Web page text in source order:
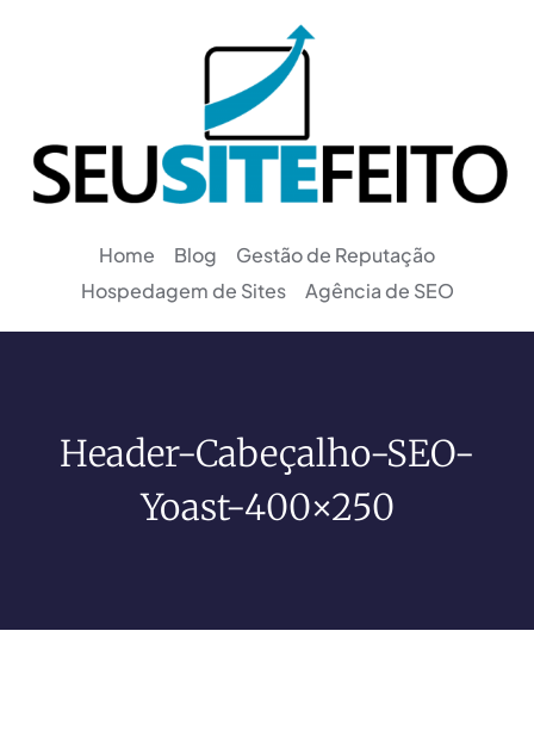
Home Blog
Gestão de Reputação
Hospedagem de Sites
Agência de SEO
Header-Cabeçalho-SEO-
Yoast-400×250